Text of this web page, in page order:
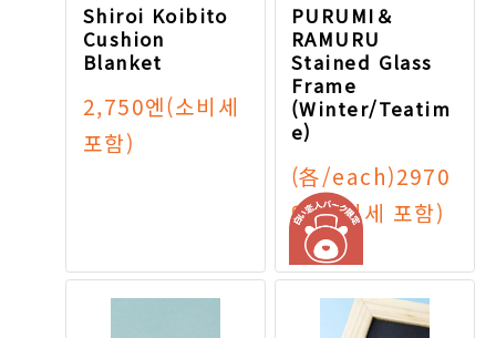
Shiroi Koibito
Cushion
Blanket
2,750엔(소비세
포함)
PURUMI＆
RAMURU
Stained Glass
Frame
(Winter/Teatim
e)
(各/each)2970
엔(소비세 포함)